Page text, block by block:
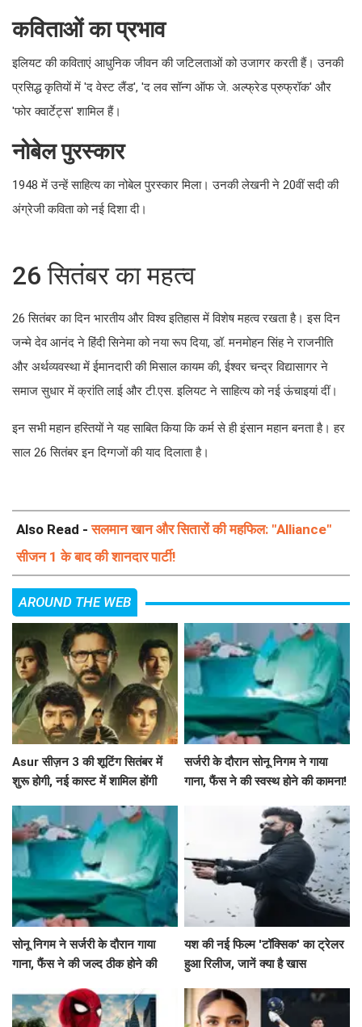
कविताओं का प्रभाव
इलियट की कविताएं आधुनिक जीवन की जटिलताओं को उजागर करती हैं। उनकी
प्रसिद्ध कृतियों में 'द वेस्ट लैंड', 'द लव सॉन्ग ऑफ जे. अल्फ्रेड प्रुफ्रॉक' और
'फोर क्वार्टेट्स' शामिल हैं।
नोबेल पुरस्कार
1948 में उन्हें साहित्य का नोबेल पुरस्कार मिला। उनकी लेखनी ने 20वीं सदी की
अंग्रेजी कविता को नई दिशा दी।
26 सितंबर का महत्व
26 सितंबर का दिन भारतीय और विश्व इतिहास में विशेष महत्व रखता है। इस दिन
जन्मे देव आनंद ने हिंदी सिनेमा को नया रूप दिया, डॉ. मनमोहन सिंह ने राजनीति
और अर्थव्यवस्था में ईमानदारी की मिसाल कायम की, ईश्वर चन्द्र विद्यासागर ने
समाज सुधार में क्रांति लाई और टी.एस. इलियट ने साहित्य को नई ऊंचाइयां दीं।
इन सभी महान हस्तियों ने यह साबित किया कि कर्म से ही इंसान महान बनता है। हर
साल 26 सितंबर इन दिग्गजों की याद दिलाता है।
Also Read -सलमान खान और सितारों की महफिल: "Alliance"
सीजन 1 के बाद की शानदार पार्टी!
AROUND THE WEB
Asur सीज़न 3 की शूटिंग सितंबर में
शुरू होगी, नई कास्ट में शामिल होंगी
सर्जरी के दौरान सोनू निगम ने गाया
गाना, फैंस ने की स्वस्थ होने की कामना!
सोनू निगम ने सर्जरी के दौरान गाया
गाना, फैंस ने की जल्द ठीक होने की
यश की नई फिल्म 'टॉक्सिक' का ट्रेलर
हुआ रिलीज, जानें क्या है खास